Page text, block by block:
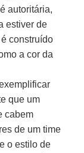
autoritária,
estiver de
construído
a cor da
que um
cabem
de um time
o estilo de